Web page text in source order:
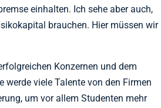
einhalten. Ich sehe aber auch,
brauchen. Hier müssen wir
Konzernen und dem
werde viele Talente von den Firmen
um vor allem Studenten mehr